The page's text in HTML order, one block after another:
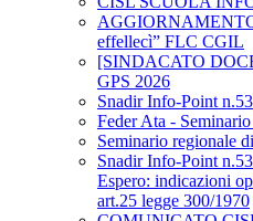
effellecì” FLC CGIL
[SINDACATO
GPS 2026
Snadir Info-Point
Feder Ata -
Seminario regionale
Snadir Info-Point
Espero: indicazioni
art.25 legge 300/1970